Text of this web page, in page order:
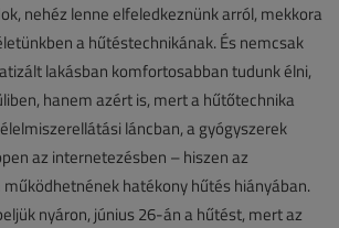
nehéz lenne elfeledkeznünk arról, mekkora
a hűtéstechnikának. És nemcsak
lakásban komfortosabban tudunk élni,
hanem azért is, mert a hűtőtechnika
láncban, a gyógyszerek
az internetezésben – hiszen az
hatékony hűtés hiányában.
nyáron, június 26-án a hűtést, mert az